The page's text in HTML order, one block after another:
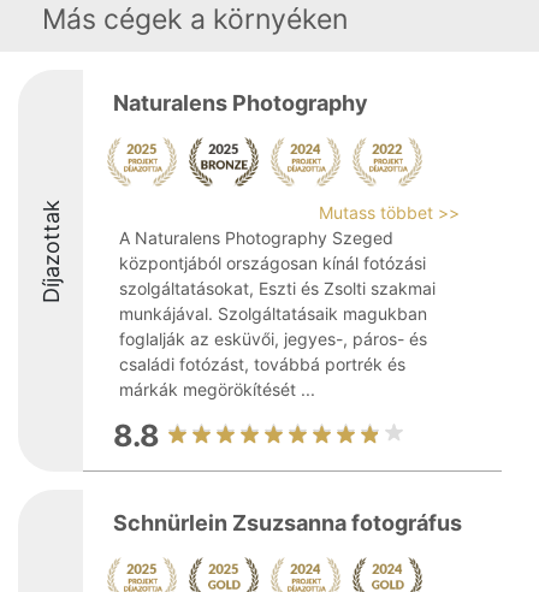
Más cégek a környéken
Díjazottak
Naturalens Photography
Mutass többet >>
A Naturalens Photography Szeged
központjából országosan kínál fotózási
szolgáltatásokat, Eszti és Zsolti szakmai
munkájával. Szolgáltatásaik magukban
foglalják az esküvői, jegyes-, páros- és
családi fotózást, továbbá portrék és
márkák megörökítését ...
8.8
Schnürlein Zsuzsanna fotográfus